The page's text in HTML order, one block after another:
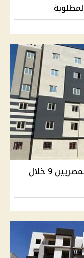
طرح 30 ألف شقة ضمن سكن لكل المصريين 9 خلال